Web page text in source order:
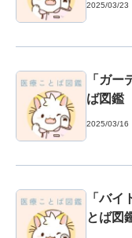
2025/03/23
「ガ
ば図鑑
2025/03/16
「バ
とば図